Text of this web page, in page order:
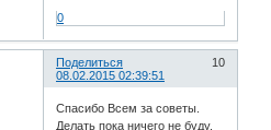
0
Поделиться
10
08.02.2015 02:39:51
Спасибо Всем за советы.
Делать пока ничего не буду.